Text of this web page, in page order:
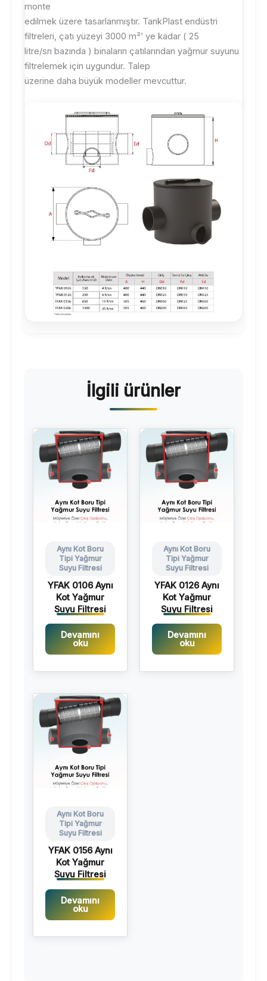
monte
edilmek üzere tasarlanmıştır. TankPlast endüstri
filtreleri, çatı yüzeyi 3000 m²’ ye kadar ( 25
litre/sn bazında ) binaların çatılarından yağmur suyunu
filtrelemek için uygundur. Talep
üzerine daha büyük modeller mevcuttur.
İlgili ürünler
Aynı Kot Boru
Tipi Yağmur
Suyu Filtresi
YFAK 0106 Aynı
Kot Yağmur
Suyu Filtresi
Devamını
oku
Aynı Kot Boru
Tipi Yağmur
Suyu Filtresi
YFAK 0126 Aynı
Kot Yağmur
Suyu Filtresi
Devamını
oku
Aynı Kot Boru
Tipi Yağmur
Suyu Filtresi
YFAK 0156 Aynı
Kot Yağmur
Suyu Filtresi
Devamını
oku